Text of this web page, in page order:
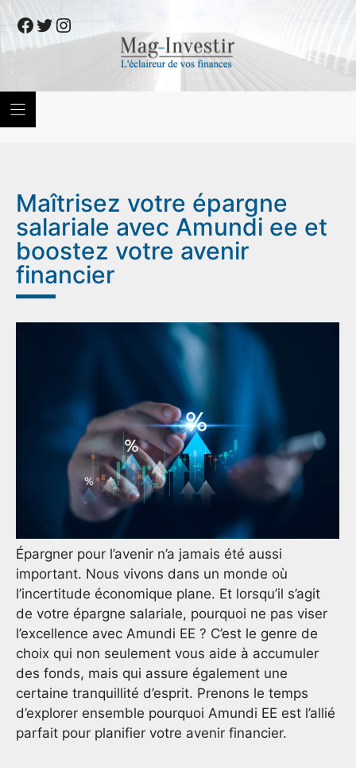
to
content
Facebook
Twitter
Instagram
Maîtrisez votre épargne
salariale avec Amundi ee et
boostez votre avenir
financier
Épargner pour l’avenir n’a jamais été aussi
important. Nous vivons dans un monde où
l’incertitude économique plane. Et lorsqu’il s’agit
de votre épargne salariale, pourquoi ne pas viser
l’excellence avec Amundi EE ? C’est le genre de
choix qui non seulement vous aide à accumuler
des fonds, mais qui assure également une
certaine tranquillité d’esprit. Prenons le temps
d’explorer ensemble pourquoi Amundi EE est l’allié
parfait pour planifier votre avenir financier.